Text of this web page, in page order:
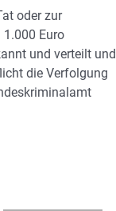
oder zur
Euro
und verteilt und
die Verfolgung